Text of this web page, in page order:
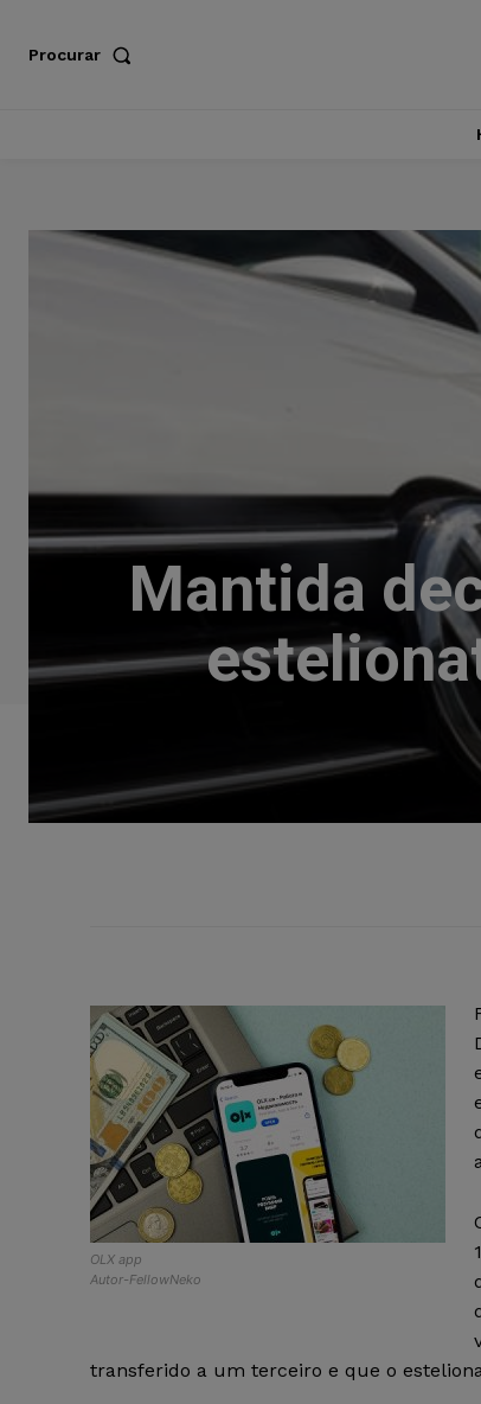
Procurar
Mantida
OLX app
Autor-FellowNeko
transferido a um terceiro e que o